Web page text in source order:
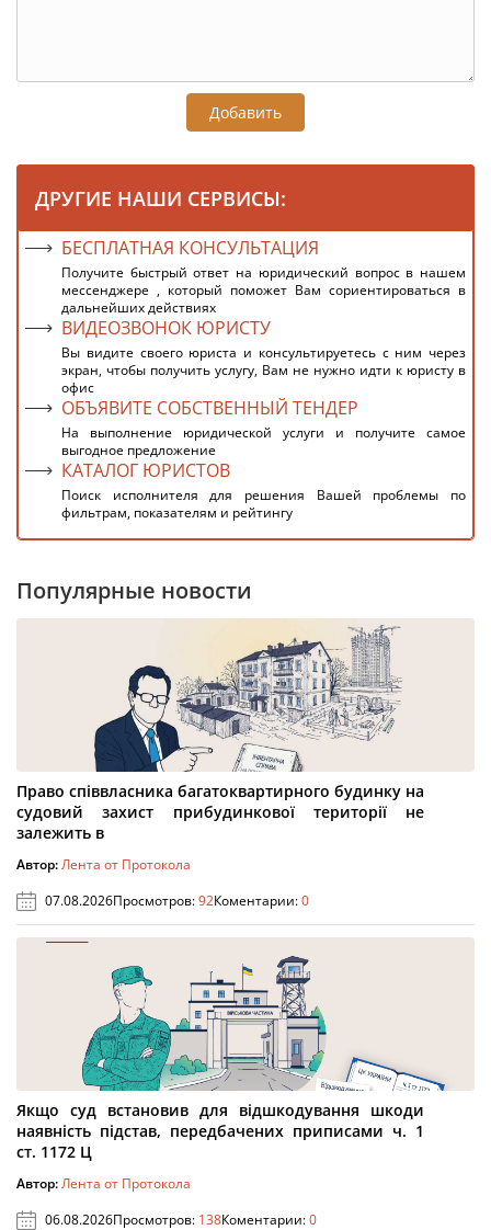
Добавить
ДРУГИЕ НАШИ СЕРВИСЫ:
БЕСПЛАТНАЯ КОНСУЛЬТАЦИЯ
Получите быстрый ответ на юридический вопрос в нашем
мессенджере , который поможет Вам сориентироваться в
дальнейших действиях
ВИДЕОЗВОНОК ЮРИСТУ
Вы видите своего юриста и консультируетесь с ним через
экран, чтобы получить услугу, Вам не нужно идти к юристу в
офис
ОБЪЯВИТЕ СОБСТВЕННЫЙ ТЕНДЕР
На выполнение юридической услуги и получите самое
выгодное предложение
КАТАЛОГ ЮРИСТОВ
Поиск исполнителя для решения Вашей проблемы по
фильтрам, показателям и рейтингу
Популярные новости
Право співвласника багатоквартирного будинку на
судовий захист прибудинкової території не
залежить в
Автор:Лента от Протокола
07.08.2026Просмотров:92Коментарии:0
Якщо суд встановив для відшкодування шкоди
наявність підстав, передбачених приписами ч. 1
ст. 1172 Ц
Автор:Лента от Протокола
06.08.2026Просмотров: 138Коментарии:0